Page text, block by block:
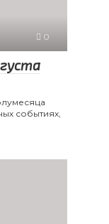
0
событиях,